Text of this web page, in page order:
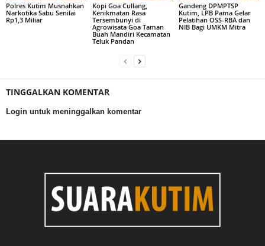
Polres Kutim Musnahkan
Narkotika Sabu Senilai
Rp1,3 Miliar
Kopi Goa Cullang,
Kenikmatan Rasa
Tersembunyi di
Agrowisata Goa Taman
Buah Mandiri Kecamatan
Teluk Pandan
Gandeng DPMPTSP
Kutim, LPB Pama Gelar
Pelatihan OSS-RBA dan
NIB Bagi UMKM Mitra
TINGGALKAN KOMENTAR
Login untuk meninggalkan komentar